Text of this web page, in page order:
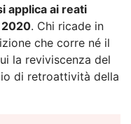
applica ai reati
2020. Chi ricade in
che corre né il
la reviviscenza del
di retroattività della